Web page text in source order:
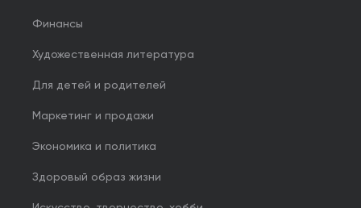
Финансы
Художественная литература
Для детей и родителей
Маркетинг и продажи
Экономика и политика
Здоровый образ жизни